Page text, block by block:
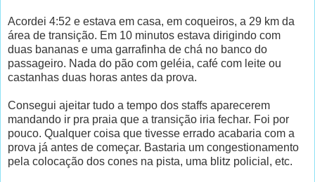
Acordei 4:52 e estava em casa, em coqueiros, a 29 km da
área de transição. Em 10 minutos estava dirigindo com
duas bananas e uma garrafinha de chá no banco do
passageiro. Nada do pão com geléia, café com leite ou
castanhas duas horas antes da prova.
Consegui ajeitar tudo a tempo dos staffs aparecerem
mandando ir pra praia que a transição iria fechar. Foi por
pouco. Qualquer coisa que tivesse errado acabaria com a
prova já antes de começar. Bastaria um congestionamento
pela colocação dos cones na pista, uma blitz policial, etc.